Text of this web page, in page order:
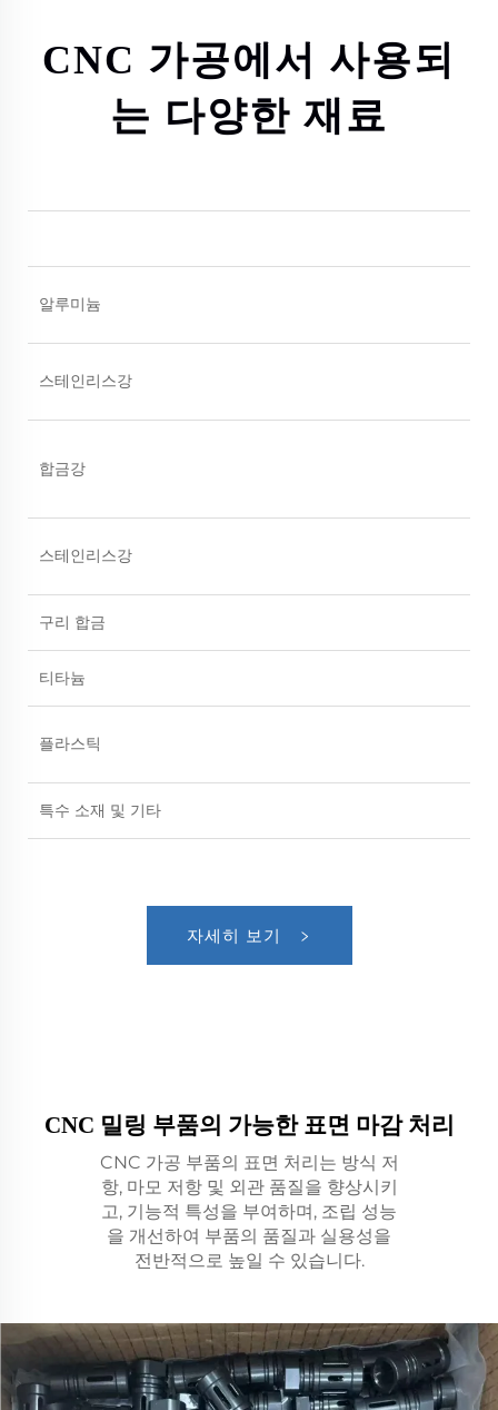
CNC 가공에서 사용되
는 다양한 재료
알루미늄
스테인리스강
합금강
스테인리스강
구리 합금
티타늄
플라스틱
특수 소재 및 기타
자세히 보기
CNC 밀링 부품의 가능한 표면 마감 처리
CNC 가공 부품의 표면 처리는 방식 저
항, 마모 저항 및 외관 품질을 향상시키
고, 기능적 특성을 부여하며, 조립 성능
을 개선하여 부품의 품질과 실용성을
전반적으로 높일 수 있습니다.